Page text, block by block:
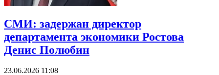
СМИ: задержан директор
департамента экономики Ростова
Денис Полюбин
23.06.2026 11:08